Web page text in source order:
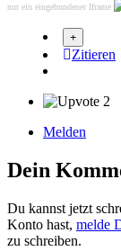
nur ein eingebundener Iframe
Zitieren
2
Melden
Dein
Du kannst jetzt
Konto hast, melde
zu schreiben.